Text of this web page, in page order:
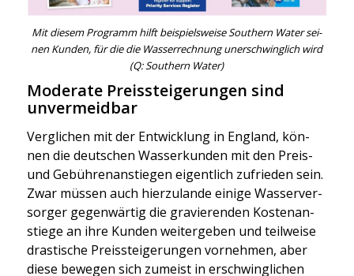
Mit die­sem Pro­gramm hilft bei­spiels­wei­se Sou­thern Water sei­
nen Kun­den, für die die Was­ser­rech­nung uner­schwing­lich wird
(Q: Sou­thern Water)
Moderate Preissteigerungen sind
unvermeidbar
Ver­gli­chen mit der Ent­wick­lung in Eng­land, kön­
nen die deut­schen Was­ser­kun­den mit den Preis-
und Gebüh­ren­an­stie­gen eigent­lich zufrie­den sein.
Zwar müs­sen auch hier­zu­lan­de eini­ge Was­ser­ver­
sor­ger gegen­wär­tig die gra­vie­ren­den Kos­ten­an­
stie­ge an ihre Kun­den wei­ter­ge­ben und teil­wei­se
dras­ti­sche Preis­stei­ge­run­gen vor­neh­men, aber
die­se bewe­gen sich zumeist in erschwing­li­chen